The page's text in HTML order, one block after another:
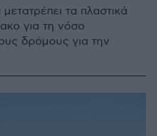
τα πλαστικά
για τη νόσο
δρόμους για την